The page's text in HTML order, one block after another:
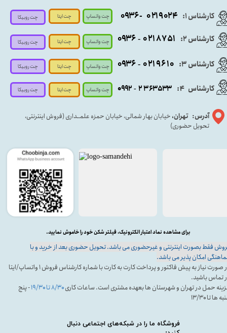
فروشگاه ما را در شبکه‌های اجتماعی دنبال
کارشناس ۱: ۰۲۱۹۰۲۴ - ۰۹۳۶
آدرس: تهران، خیابان بهار شمالی، خیابان حمزه علمــداری (فروش اینترنتی،
تحویل حضوری)
کارشناس ۳: ۰۲۱۹۶۱۰ -۰۹۳۶
فقط بصورت اینترنتی و غیرحضوری می باشد. تحویل حضوری بعد از خرید و با
امکان پذیر می باشد.
در صورت نیاز به پیش فاکتور و پرداخت کارت به کارت با شماره کارشناس فروش ۱ واتساپ/ایتا
تماس باشید.
حمل در تهران و شهرستان ها بعهده مشتری است. ساعات کاری۸/۳۰ تا ۱۹/۳۰
- پنج
ها تا ۱۳/۳۰
برای مشاهده نماد اعتبار الکترونیک، فیلتر شکن خود را خاموش نمایید.
کارشناس ۲: ۰۲۱۸۷۵۱ - ۰۹۳۶
کارشناس 4
: ۲۳۶۳۵۳۳ - ۰۹۹۲
چت واتساپ
چت واتساپ
چت واتساپ
چت واتساپ
چت ایتا
چت ایتا
چت ایتا
چت ایتا
چت روبیکا
چت روبیکا
چت روبیکا
چت روبیکا